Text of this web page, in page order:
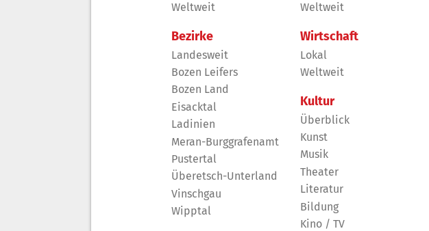
Weltweit
Bezirke
Landesweit
Bozen Leifers
Bozen Land
Eisacktal
Ladinien
Meran-Burggrafenamt
Pustertal
Überetsch-Unterland
Vinschgau
Wipptal
Weltweit
Wirtschaft
Lokal
Weltweit
Kultur
Überblick
Kunst
Musik
Theater
Literatur
Bildung
Kino / TV